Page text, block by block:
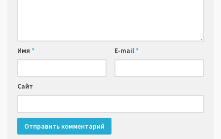
Имя * E-mail*
Сайт